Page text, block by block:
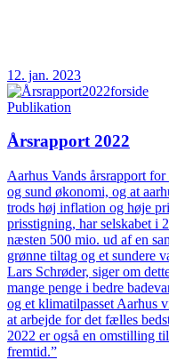
12. jan. 2023
Publikation
Årsrapport 2022
Aarhus Vands årsrapport
og sund økonomi, og at
trods høj inflation og høje
prisstigning, har selskabet i
næsten 500 mio. ud af en
grønne tiltag og et sundere
Lars Schrøder, siger om
mange penge i bedre
og et klimatilpasset Aarhus
at arbejde for det fælles
2022 er også en omstilling
fremtid.”